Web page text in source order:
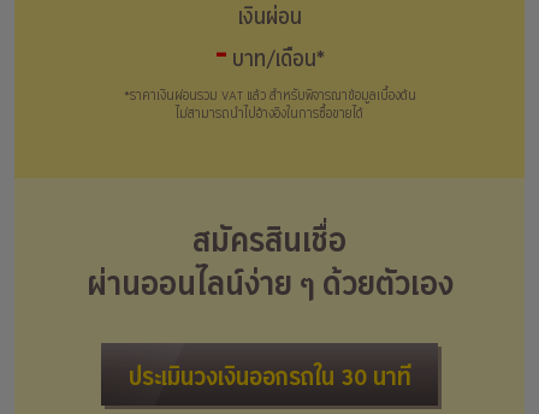
เงินผ่อน
- บาท/เดือน*
*ราคาเงินผ่อนรวม VAT แล้ว สำหรับพิจารณาข้อมูลเบื้องต้น
ไม่สามารถนำไปอ้างอิงในการซื้อขายได้
สมัครสินเชื่อ
ผ่านออนไลน์ง่าย ๆ ด้วยตัวเอง
ประเมินวงเงินออกรถใน 30 นาที